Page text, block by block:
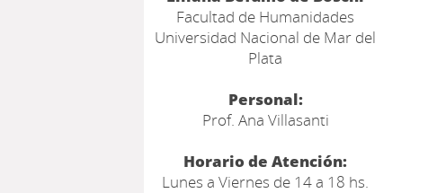
Facultad de Humanidades
Universidad Nacional de Mar del
Plata
Personal:
Prof. Ana Villasanti
Horario de Atención:
Lunes a Viernes de 14 a 18 hs.